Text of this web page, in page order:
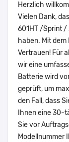
Herzlich
Vielen Dank,
601HT /Sprint /
haben. Mit
Vertrauen! Für
wir eine
Batterie wird
geprüft, um
den Fall, dass
Ihnen eine 30-
Sie vor
Modellnummer